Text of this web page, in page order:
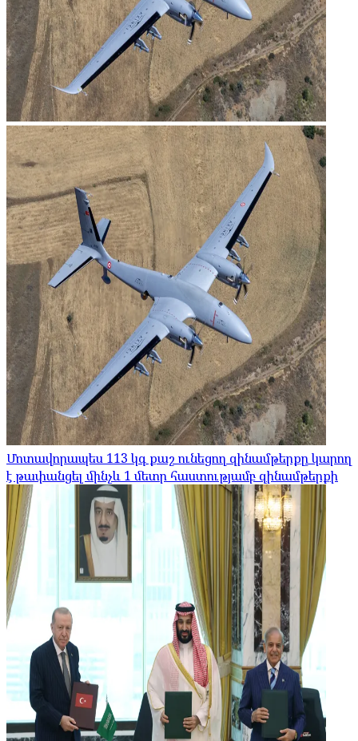
Մոտավորապես 113 կգ քաշ ունեցող զինամթերքը կարող
է թափանցել մինչև 1 մետր հաստությամբ զինամթերքի